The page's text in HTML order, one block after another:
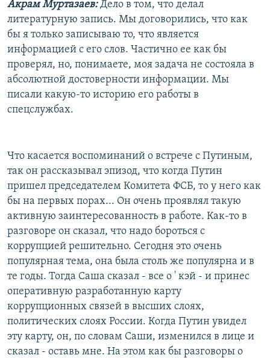
Акрам Муртазаев:Дело в том, что делал
литературную запись. Мы договорились, что как
бы я только записываю то, что является
информацией с его слов. Частично ее как бы
проверял, но, понимаете, моя задача не состояла в
абсолютной достоверности информации. Мы
писали какую-то историю его работы в
спецслужбах.
Что касается воспоминаний о встрече с Путиным,
так он рассказывал эпизод, что когда Путин
пришел председателем Комитета ФСБ, то у него как
бы на первых порах... Он очень проявлял такую
активную заинтересованность в работе. Как-то в
разговоре он сказал, что надо бороться с
коррупцией решительно. Сегодня это очень
популярная тема, она была столь же популярна и в
те годы. Тогда Саша сказал - все о ' кэй - и принес
оперативную разработанную карту
коррупционных связей в высших слоях,
политических слоях России. Когда Путин увидел
эту карту, он, по словам Саши, изменился в лице и
сказал - оставь мне. На этом как бы разговоры о